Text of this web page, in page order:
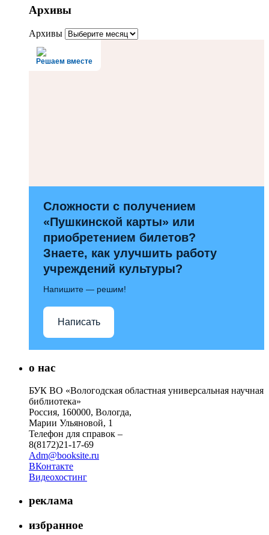
Архивы
Архивы
Решаем вместе
Сложности с получением
«Пушкинской карты» или
приобретением билетов?
Знаете, как улучшить работу
учреждений культуры?
Напишите — решим!
Написать
о нас
БУК ВО «Вологодская областная универсальная научная
библиотека»
Россия, 160000, Вологда,
Марии Ульяновой, 1
Телефон для справок –
8(8172)21-17-69
Adm@booksite.ru
ВКонтакте
Видеохостинг
реклама
избранное